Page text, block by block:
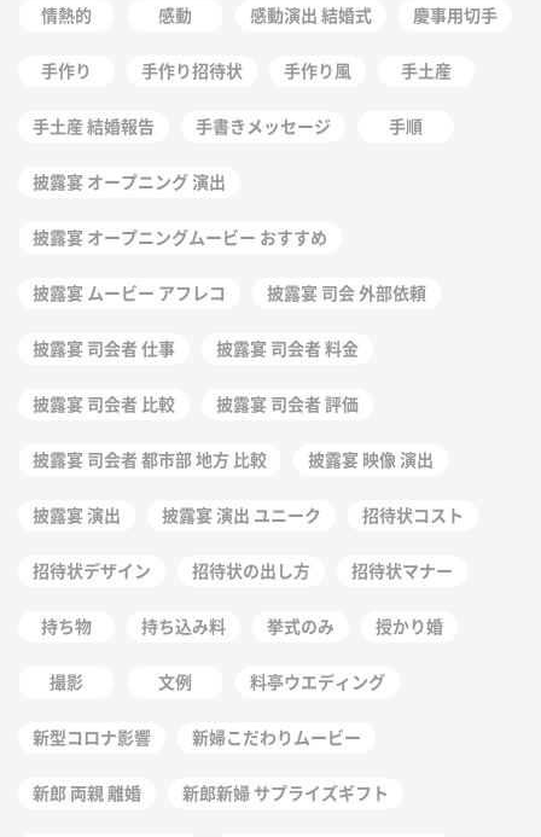
情熱的 感動 感動演出 結婚式 慶事用切手
手作り 手作り招待状 手作り風 手土産
手土産 結婚報告 手書きメッセージ 手順
披露宴 オープニング 演出
披露宴 オープニングムービー おすすめ
披露宴 ムービー アフレコ 披露宴 司会 外部依頼
披露宴 司会者 仕事 披露宴 司会者 料金
披露宴 司会者 比較 披露宴 司会者 評価
披露宴 司会者 都市部 地方 比較 披露宴 映像 演出
披露宴 演出 披露宴 演出 ユニーク 招待状コスト
招待状デザイン 招待状の出し方 招待状マナー
持ち物 持ち込み料 挙式のみ 授かり婚
撮影 文例 料亭ウエディング
新型コロナ影響 新婦こだわりムービー
新郎 両親 離婚 新郎新婦 サプライズギフト